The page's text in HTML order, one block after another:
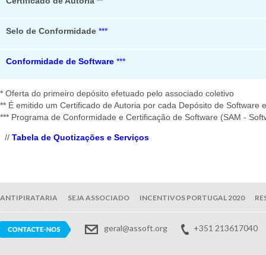
Selo de Conformidade ***
Conformidade de Software ***
* Oferta do primeiro depósito efetuado pelo associado coletivo
** É emitido um Certificado de Autoria por cada Depósito de Software
*** Programa de Conformidade e Certificação de Software (SAM -
// Tabela de Quotizações e Serviços
ANTIPIRATARIA SEJA ASSOCIADO INCENTIVOS PORTUGAL 2020
geral@assoft.org +351 213617040